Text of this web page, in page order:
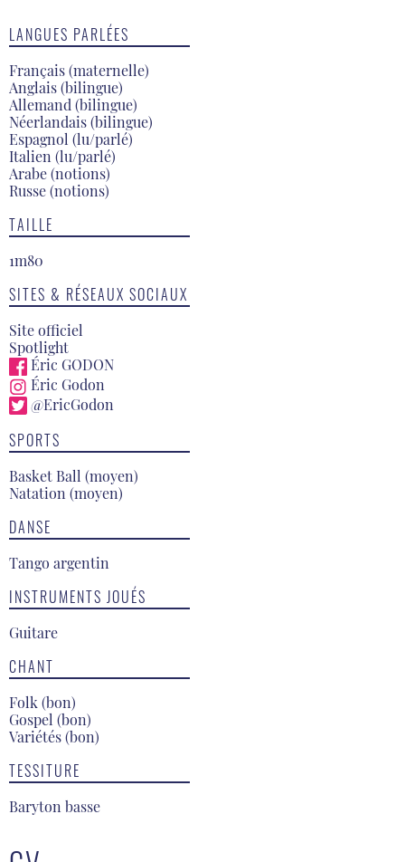
LANGUES PARLÉES
Français (maternelle)
Anglais (bilingue)
Allemand (bilingue)
Néerlandais (bilingue)
Espagnol (lu/parlé)
Italien (lu/parlé)
Arabe (notions)
Russe (notions)
TAILLE
1m80
SITES & RÉSEAUX SOCIAUX
Site officiel
Spotlight
Éric GODON
Éric Godon
@EricGodon
SPORTS
Basket Ball (moyen)
Natation (moyen)
DANSE
Tango argentin
INSTRUMENTS JOUÉS
Guitare
CHANT
Folk (bon)
Gospel (bon)
Variétés (bon)
TESSITURE
Baryton basse